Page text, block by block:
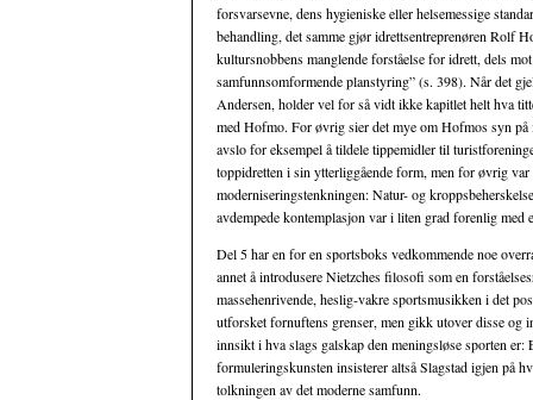
forsvarsevne, dens hygieniske eller helsemessige
behandling, det samme gjør idrettsentreprenøren Rolf
kultursnobbens manglende forståelse for idrett, dels
samfunnsomformende planstyring” (s. 398). Når det
Andersen, holder vel for så vidt ikke kapitlet helt hva
med Hofmo. For øvrig sier det mye om Hofmos syn
avslo for eksempel å tildele tippemidler til
toppidretten i sin ytterliggående form, men for øvrig
moderniseringstenkningen: Natur- og
avdempede kontemplasjon var i liten grad forenlig med
Del 5 har en for en sportsboks vedkommende noe
annet å introdusere Nietzches filosofi som en
massehenrivende, heslig-vakre sportsmusikken i det
utforsket fornuftens grenser, men gikk utover disse og
innsikt i hva slags galskap den meningsløse sporten
formuleringskunsten insisterer altså Slagstad igjen på
tolkningen av det moderne samfunn.